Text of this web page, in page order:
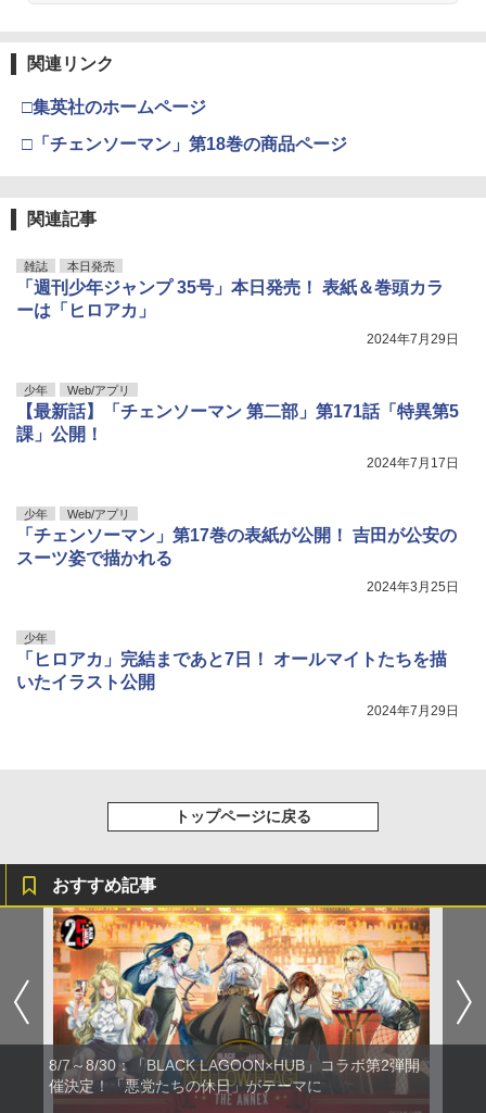
関連リンク
□集英社のホームページ
□「チェンソーマン」第18巻の商品ページ
関連記事
雑誌 本日発売
「週刊少年ジャンプ 35号」本日発売！ 表紙＆巻頭カラ
ーは「ヒロアカ」
2024年7月29日
少年 Web/アプリ
【最新話】「チェンソーマン 第二部」第171話「特異第5
課」公開！
2024年7月17日
少年 Web/アプリ
「チェンソーマン」第17巻の表紙が公開！ 吉田が公安の
スーツ姿で描かれる
2024年3月25日
少年
「ヒロアカ」完結まであと7日！ オールマイトたちを描
いたイラスト公開
2024年7月29日
トップページに戻る
おすすめ記事
8/7～8/30：「BLACK LAGOON×HUB」コラボ第2弾開
催決定！「悪党たちの休日」がテーマに